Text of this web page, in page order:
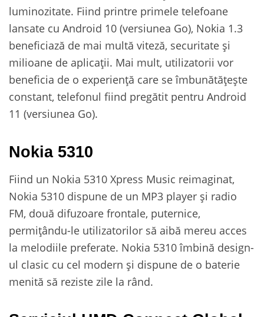
luminozitate. Fiind printre primele telefoane
lansate cu Android 10 (versiunea Go), Nokia 1.3
beneficiază de mai multă viteză, securitate și
milioane de aplicații. Mai mult, utilizatorii vor
beneficia de o experiență care se îmbunătățește
constant, telefonul fiind pregătit pentru Android
11 (versiunea Go).
Nokia 5310
Fiind un Nokia 5310 Xpress Music reimaginat,
Nokia 5310 dispune de un MP3 player și radio
FM, două difuzoare frontale, puternice,
permițându-le utilizatorilor să aibă mereu acces
la melodiile preferate. Nokia 5310 îmbină design-
ul clasic cu cel modern și dispune de o baterie
menită să reziste zile la rând.